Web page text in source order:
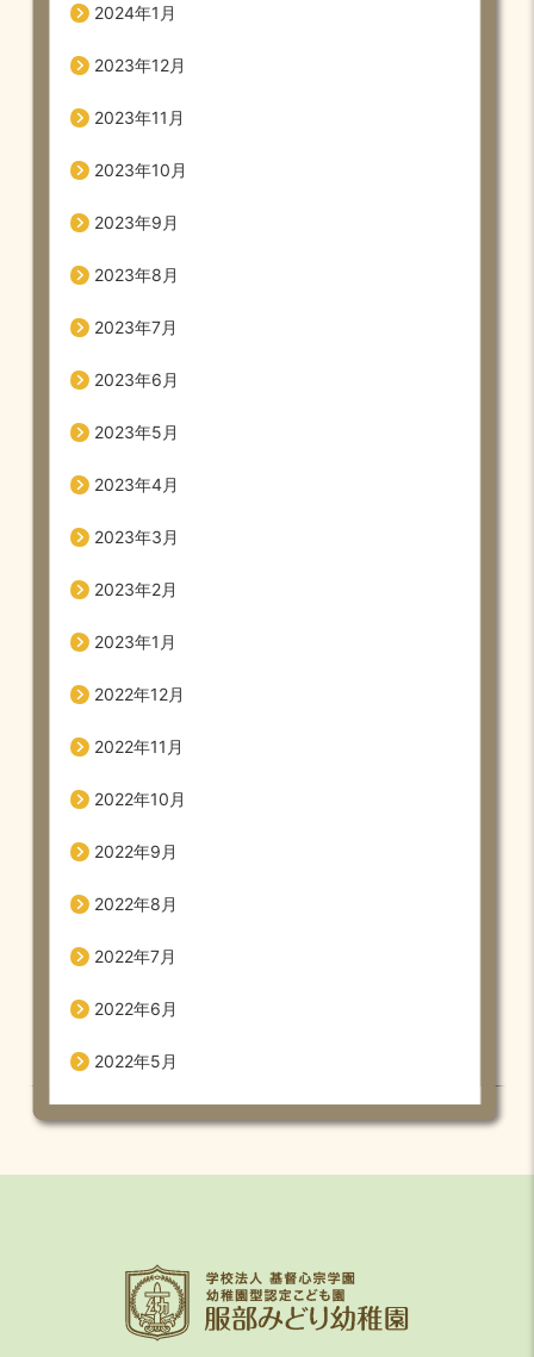
2024年1月
2023年12月
2023年11月
2023年10月
2023年9月
2023年8月
2023年7月
2023年6月
2023年5月
2023年4月
2023年3月
2023年2月
2023年1月
2022年12月
2022年11月
2022年10月
2022年9月
2022年8月
2022年7月
2022年6月
2022年5月